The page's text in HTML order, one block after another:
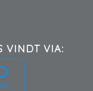
VINDT VIA: